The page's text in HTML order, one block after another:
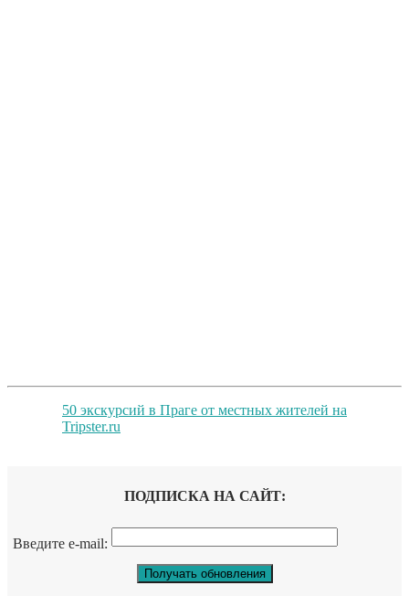
50 экскурсий в Праге от местных жителей на
Tripster.ru
ПОДПИСКА НА САЙТ:
Введите e-mail: